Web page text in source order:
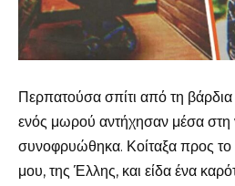
Περπατούσα σπίτι από τη
ενός μωρού αντήχησαν μέσα στη
συνοφρυώθηκα. Κοίταξα προς το
μου, της Έλλης, και είδα ένα